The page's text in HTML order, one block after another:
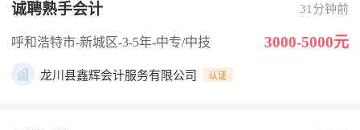
诚聘熟手会计 31分钟前
呼和浩特市-新城区-3-5年-中专/中技 3000-5000元
龙川县鑫辉会计服务有限公司 认证